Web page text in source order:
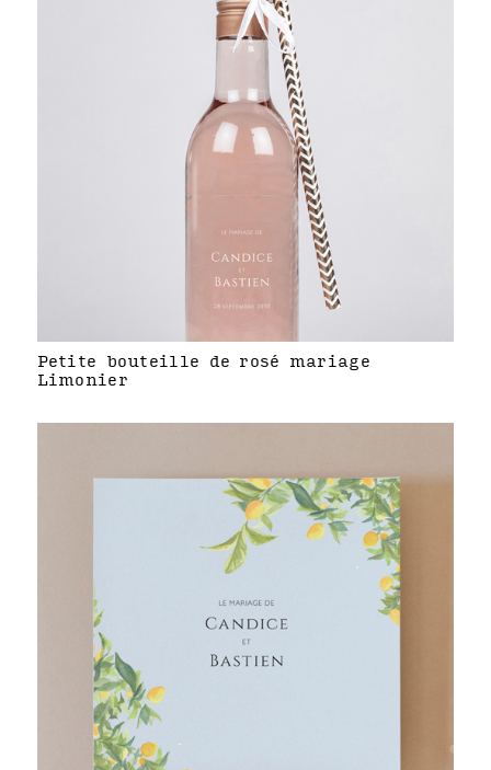
Petite bouteille de rosé mariage
Limonier